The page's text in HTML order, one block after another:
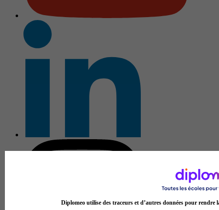
Diplomeo utilise des traceurs et d’autres données pour rendre